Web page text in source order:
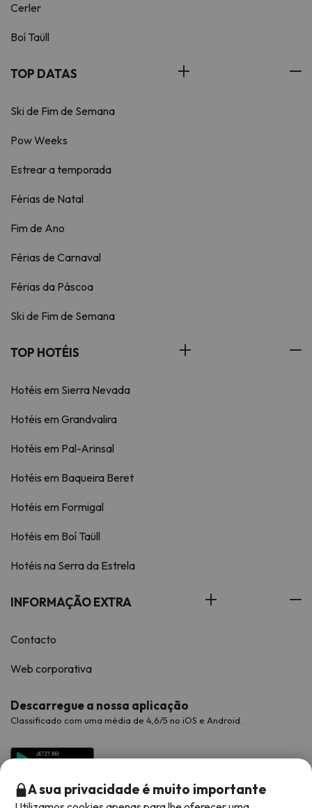
Cerler
Boí Taüll
TOP DATAS
Ski de Fim de Semana
Pow Weeks
Estrear a temporada
Férias de Natal
Fim de Ano
Férias de Carnaval
Férias da Páscoa
Ski de Fim de Semana
TOP HOTÉIS
Hotéis em Sierra Nevada
Hotéis em Grandvalira
Hotéis em Pal-Arinsal
Hotéis em Baqueira Beret
Hotéis em Formigal
Hotéis em Boí Taüll
Hotéis na Serra da Estrela
INFORMAÇÃO EXTRA
Contacto
Web corporativa
Descarregue a nossa aplicação
Classificado com uma média de 4,6/5 no iOS e Android.
A sua privacidade é muito importante